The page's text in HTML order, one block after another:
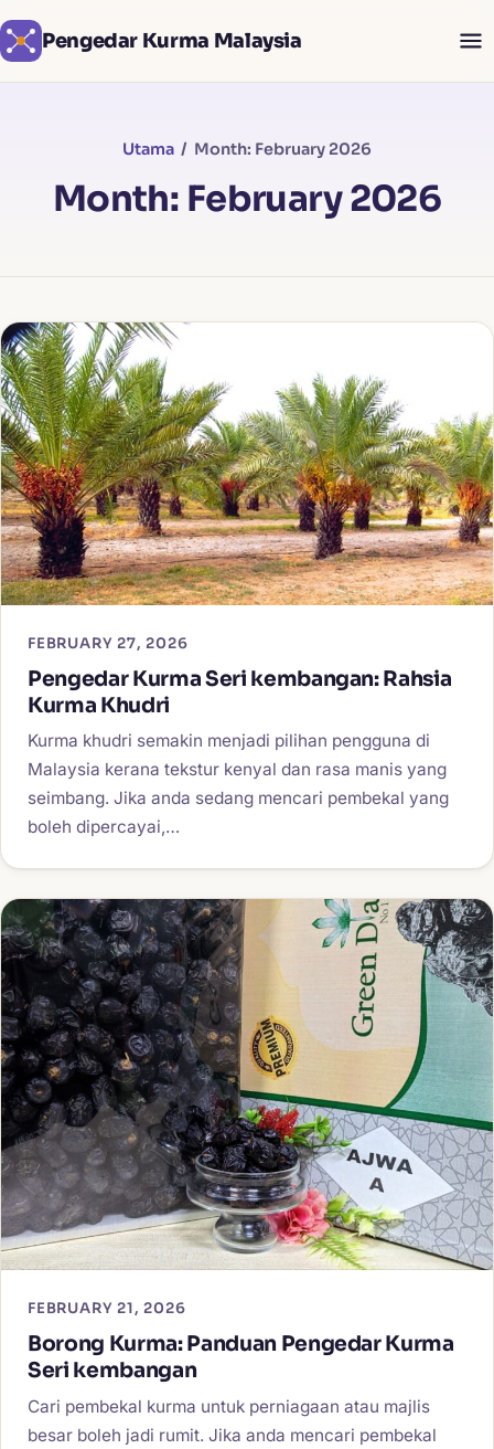
Pengedar Kurma Malaysia
Utama / Month: February 2026
Month: February 2026
FEBRUARY 27, 2026
Pengedar Kurma Seri kembangan: Rahsia
Kurma Khudri
Kurma khudri semakin menjadi pilihan pengguna di
Malaysia kerana tekstur kenyal dan rasa manis yang
seimbang. Jika anda sedang mencari pembekal yang
boleh dipercayai,…
FEBRUARY 21, 2026
Borong Kurma: Panduan Pengedar Kurma
Seri kembangan
Cari pembekal kurma untuk perniagaan atau majlis
besar boleh jadi rumit. Jika anda mencari pembekal